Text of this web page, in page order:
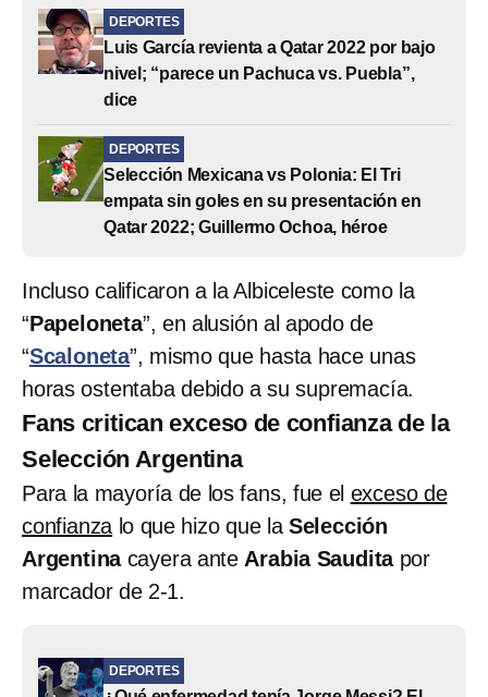
DEPORTES
Luis García revienta a Qatar 2022 por bajo
nivel; “parece un Pachuca vs. Puebla”,
dice
DEPORTES
Selección Mexicana vs Polonia: El Tri
empata sin goles en su presentación en
Qatar 2022; Guillermo Ochoa, héroe
Incluso calificaron a la Albiceleste como la
“Papeloneta”, en alusión al apodo de
“Scaloneta”, mismo que hasta hace unas
horas ostentaba debido a su supremacía.
Fans critican exceso de confianza de la
Selección Argentina
Para la mayoría de los fans, fue el exceso de
confianza lo que hizo que la Selección
Argentinacayera ante Arabia Sauditapor
marcador de 2-1.
DEPORTES